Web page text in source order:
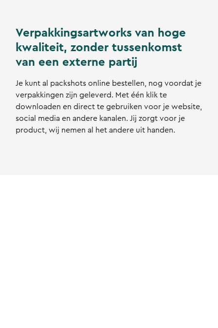
Verpakkingsartworks van hoge
kwaliteit, zonder tussenkomst
van een externe partij
Je kunt al packshots online bestellen, nog voordat je
verpakkingen zijn geleverd. Met één klik te
downloaden en direct te gebruiken voor je website,
social media en andere kanalen. Jij zorgt voor je
product, wij nemen al het andere uit handen.